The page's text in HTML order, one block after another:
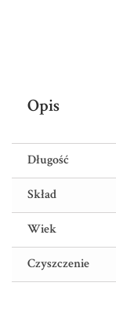
Opis
Długość
Skład
Wiek
Czyszczenie